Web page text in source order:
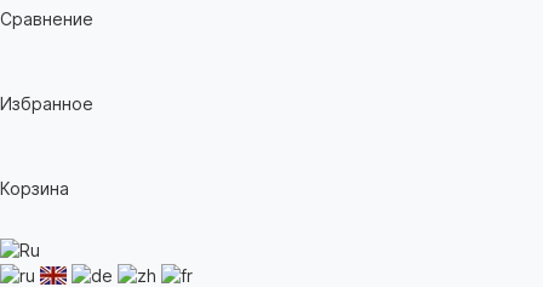
Сравнение
Избранное
Корзина